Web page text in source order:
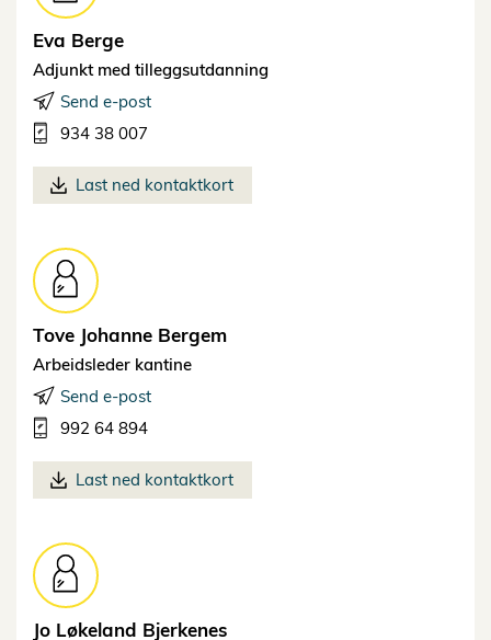
Eva Berge
Adjunkt med tilleggsutdanning
Send e-post
934 38 007
Last ned kontaktkort
Tove Johanne Bergem
Arbeidsleder kantine
Send e-post
992 64 894
Last ned kontaktkort
Jo Løkeland Bjerkenes